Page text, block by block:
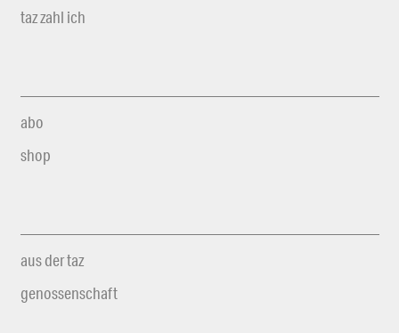
taz zahl ich
abo
shop
aus der taz
genossenschaft